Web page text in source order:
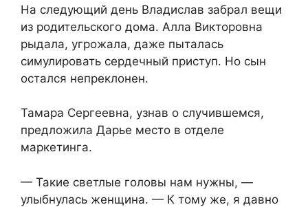
На следующий день Владислав забрал вещи
из родительского дома. Алла Викторовна
рыдала, угрожала, даже пыталась
симулировать сердечный приступ. Но сын
остался непреклонен.
Тамара Сергеевна, узнав о случившемся,
предложила Дарье место в отделе
маркетинга.
— Такие светлые головы нам нужны, —
улыбнулась женщина. — К тому же, я давно